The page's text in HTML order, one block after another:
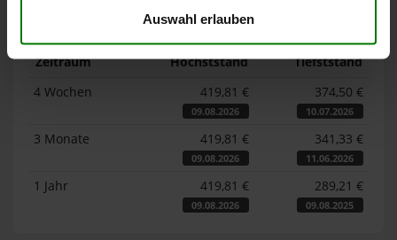
Auswahl erlauben
Zeitraum Höchststand
Tiefststand
4 Wochen
419,81 €
09.08.2026
374,50 €
10.07.2026
3 Monate 419,81 €
09.08.2026
341,33 €
11.06.2026
1 Jahr 419,81 €
09.08.2026
289,21 €
09.08.2025